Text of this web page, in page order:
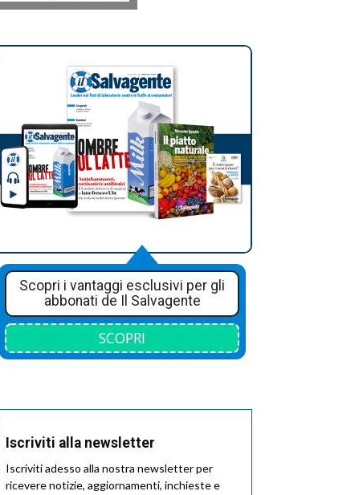
Scopri i vantaggi esclusivi per gli
abbonati de Il Salvagente
SCOPRI
Iscriviti alla newsletter
Iscriviti adesso alla nostra newsletter per
ricevere notizie, aggiornamenti, inchieste e